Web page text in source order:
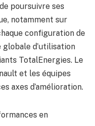
poursuivre ses
notamment sur
configuration de
d’utilisation
TotalEnergies. Le
et les équipes
axes d’amélioration.
en